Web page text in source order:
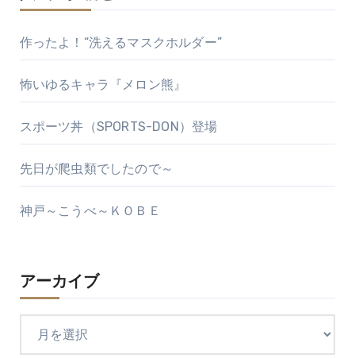
作ったよ！“洗えるマスクホルダー”
怖いゆるキャラ『メロン熊』
スポーツ丼（SPORTS-DON）登場
先日が爬虫類でしたので～
神戸～こうべ～ＫＯＢＥ
アーカイブ